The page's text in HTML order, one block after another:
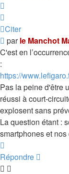
Citer
Message
parle Manchot
C'est en
:
https://
Pas la peine d'être
réussi à court-
explosent sans
La question étant :
smartphones et
Répondre